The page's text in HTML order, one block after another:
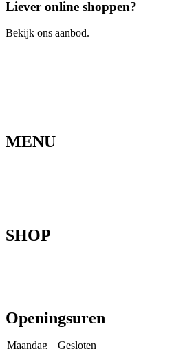
Liever online shoppen?
Bekijk ons aanbod.
MENU
SHOP
Openingsuren
Maandag Gesloten